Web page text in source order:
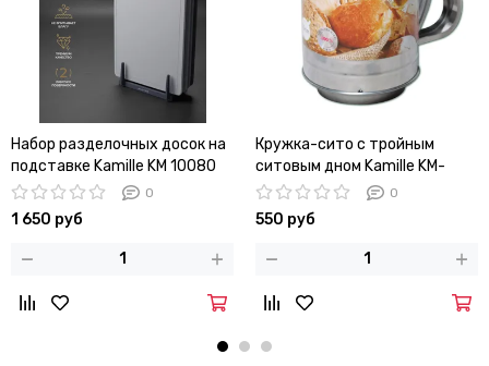
Набор разделочных досок на
подставке Kamille KM 10080
0
1 650 руб
Кружка-сито с тройным
ситовым дном Kamille KM-
7784 (d10х13 см)
0
550 руб